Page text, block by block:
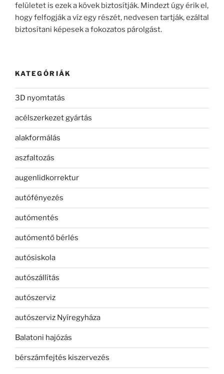
felületet is ezek a kövek biztosítják. Mindezt úgy érik el,
hogy felfogják a víz egy részét, nedvesen tartják, ezáltal
biztosítani képesek a fokozatos párolgást.
KATEGÓRIÁK
3D nyomtatás
acélszerkezet gyártás
alakformálás
aszfaltozás
augenlidkorrektur
autófényezés
autómentés
autómentő bérlés
autósiskola
autószállítás
autószerviz
autószerviz Nyíregyháza
Balatoni hajózás
bérszámfejtés kiszervezés